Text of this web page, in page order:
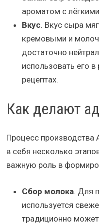
ароматом с
Вкус. Вкус сыра
кремовыми и
достаточно
использовать его
рецептах.
Как делают
Процесс
в себя несколько
важную роль в
Сбор молока. Для
используется
традиционно